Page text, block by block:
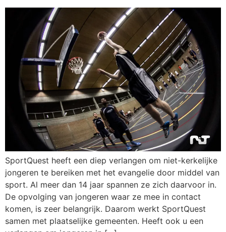
SportQuest heeft een diep verlangen om niet-kerkelijke
jongeren te bereiken met het evangelie door middel van
sport. Al meer dan 14 jaar spannen ze zich daarvoor in.
De opvolging van jongeren waar ze mee in contact
komen, is zeer belangrijk. Daarom werkt SportQuest
samen met plaatselijke gemeenten. Heeft ook u een